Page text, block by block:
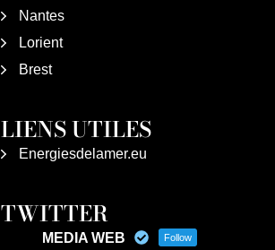
Nantes
Lorient
Brest
LIENS UTILES
Energiesdelamer.eu
TWITTER
MEDIA WEB Follow